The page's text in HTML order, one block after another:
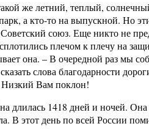
же летний, теплый,
а кто-то на выпускной. Но
союз. Еще никто не
плечом к плечу на
она. – В очередной раз мы
слова благодарности
Вам поклон!
длилась 1418 дней и ночей.
В этот день по всей России